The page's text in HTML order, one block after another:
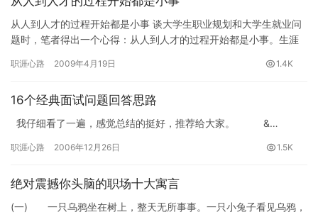
从人到人才的过程开始都是小事 谈大学生职业规划和大学生就业问
题时，笔者得出一个心得：从人到人才的过程开始都是小事。生涯
职涯心路 2009年4月19日 1.4K
16个经典面试问题回答思路
我仔细看了一遍，感觉总结的挺好，推荐给大家。 &…
职涯心路 2006年12月26日 1.5K
绝对震撼你头脑的职场十大寓言
(一) 一只乌鸦坐在树上，整天无所事事。一只小兔子看见乌鸦，